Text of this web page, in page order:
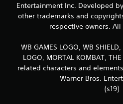
Entertainment Inc. Developed
other trademarks and
respective owners.
WB GAMES LOGO, WB SHIELD,
LOGO, MORTAL KOMBAT,
related characters and
Warner Bros.
(s19)